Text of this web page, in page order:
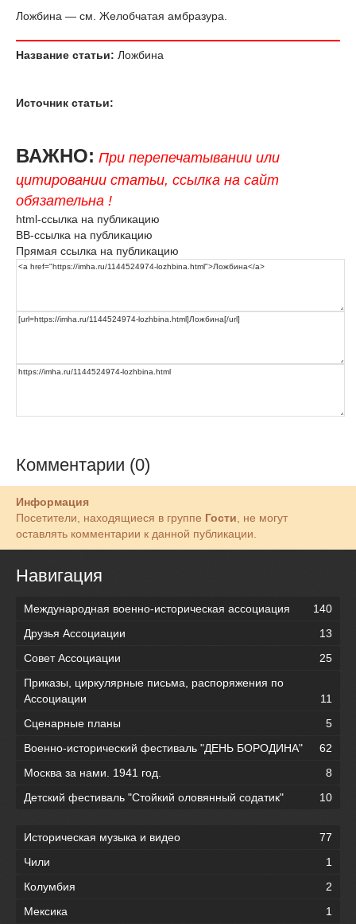
Ложбина — см. Желобчатая амбразура.
Название статьи: Ложбина
Источник статьи:
ВАЖНО: При перепечатывании или
цитировании статьи, ссылка на сайт
обязательна !
html-ссылка на публикацию
BB-ссылка на публикацию
Прямая ссылка на публикацию
Комментарии (0)
Информация
Посетители, находящиеся в группе Гости , не могут
оставлять комментарии к данной публикации.
Навигация
Международная военно-историческая ассоциация
140
Друзья Ассоциации
13
Совет Ассоциации
25
Приказы, циркулярные письма, распоряжения по
Ассоциации
11
Сценарные планы
5
Военно-исторический фестиваль "ДЕНЬ БОРОДИНА"
62
Москва за нами. 1941 год.
8
Детский фестиваль "Стойкий оловянный содатик"
10
Историческая музыка и видео
77
Чили
1
Колумбия
2
Мексика
1